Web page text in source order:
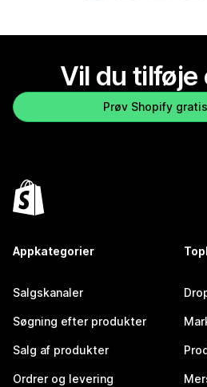
Vil du tilføje
Prøv Shopify
Appkategorier
Salgskanaler
Søgning efter produkter
Salg af produkter
Ordrer og levering